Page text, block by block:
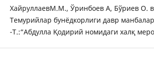
ХайруллаевМ.М., Ўринбоев А, Бўриев О.
Темурийлар бунёдкорлиги давр
-Т.:“Абдулла Қодирий номидаги халқ